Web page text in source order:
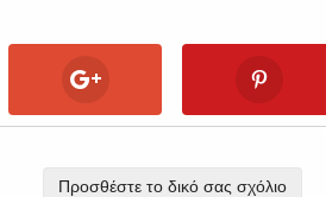
Προσθέστε το δικό σας σχόλιο